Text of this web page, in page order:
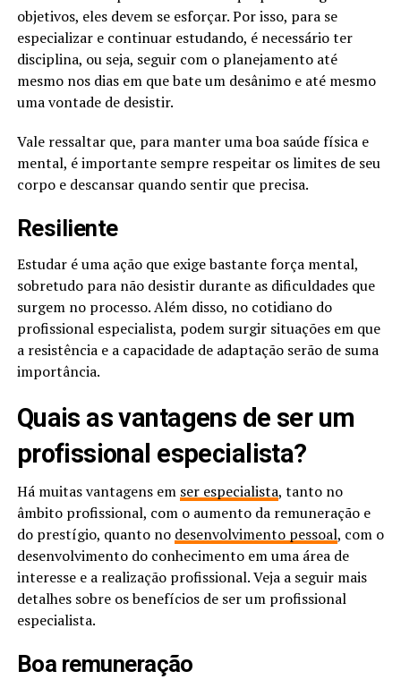
objetivos, eles devem se esforçar. Por isso, para se
especializar e continuar estudando, é necessário ter
disciplina, ou seja, seguir com o planejamento até
mesmo nos dias em que bate um desânimo e até mesmo
uma vontade de desistir.
Vale ressaltar que, para manter uma boa saúde física e
mental, é importante sempre respeitar os limites de seu
corpo e descansar quando sentir que precisa.
Resiliente
Estudar é uma ação que exige bastante força mental,
sobretudo para não desistir durante as dificuldades que
surgem no processo. Além disso, no cotidiano do
profissional especialista, podem surgir situações em que
a resistência e a capacidade de adaptação serão de suma
importância.
Quais as vantagens de ser um
profissional especialista?
Há muitas vantagens em ser especialista, tanto no
âmbito profissional, com o aumento da remuneração e
do prestígio, quanto no desenvolvimento pessoal, com o
desenvolvimento do conhecimento em uma área de
interesse e a realização profissional. Veja a seguir mais
detalhes sobre os benefícios de ser um profissional
especialista.
Boa remuneração